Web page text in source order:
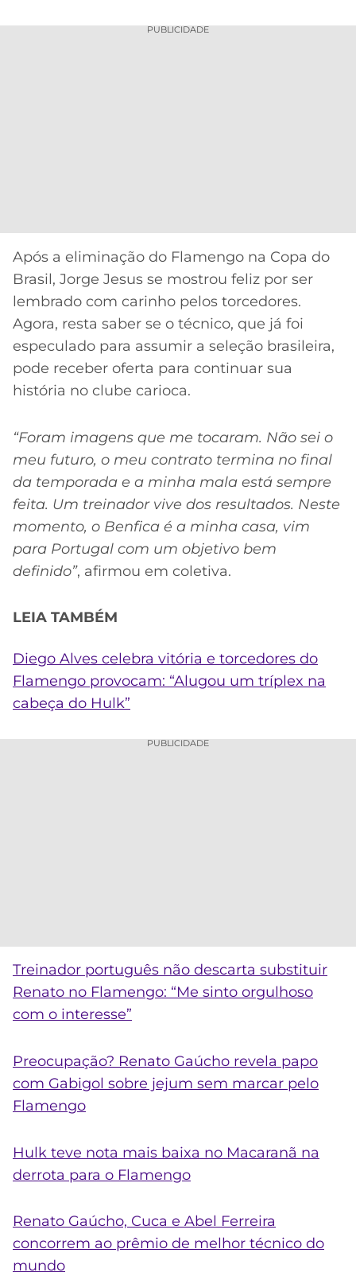
PUBLICIDADE
Após a eliminação do Flamengo na Copa do
Brasil, Jorge Jesus se mostrou feliz por ser
lembrado com carinho pelos torcedores.
Agora, resta saber se o técnico, que já foi
especulado para assumir a seleção brasileira,
pode receber oferta para continuar sua
história no clube carioca.
“Foram imagens que me tocaram. Não sei o
meu futuro, o meu contrato termina no final
da temporada e a minha mala está sempre
feita. Um treinador vive dos resultados. Neste
momento, o Benfica é a minha casa, vim
para Portugal com um objetivo bem
definido”, afirmou em coletiva.
LEIA TAMBÉM
Diego Alves celebra vitória e torcedores do
Flamengo provocam: “Alugou um tríplex na
cabeça do Hulk”
PUBLICIDADE
Treinador português não descarta substituir
Renato no Flamengo: “Me sinto orgulhoso
com o interesse”
Preocupação? Renato Gaúcho revela papo
com Gabigol sobre jejum sem marcar pelo
Flamengo
Hulk teve nota mais baixa no Macaranã na
derrota para o Flamengo
Renato Gaúcho, Cuca e Abel Ferreira
concorrem ao prêmio de melhor técnico do
mundo